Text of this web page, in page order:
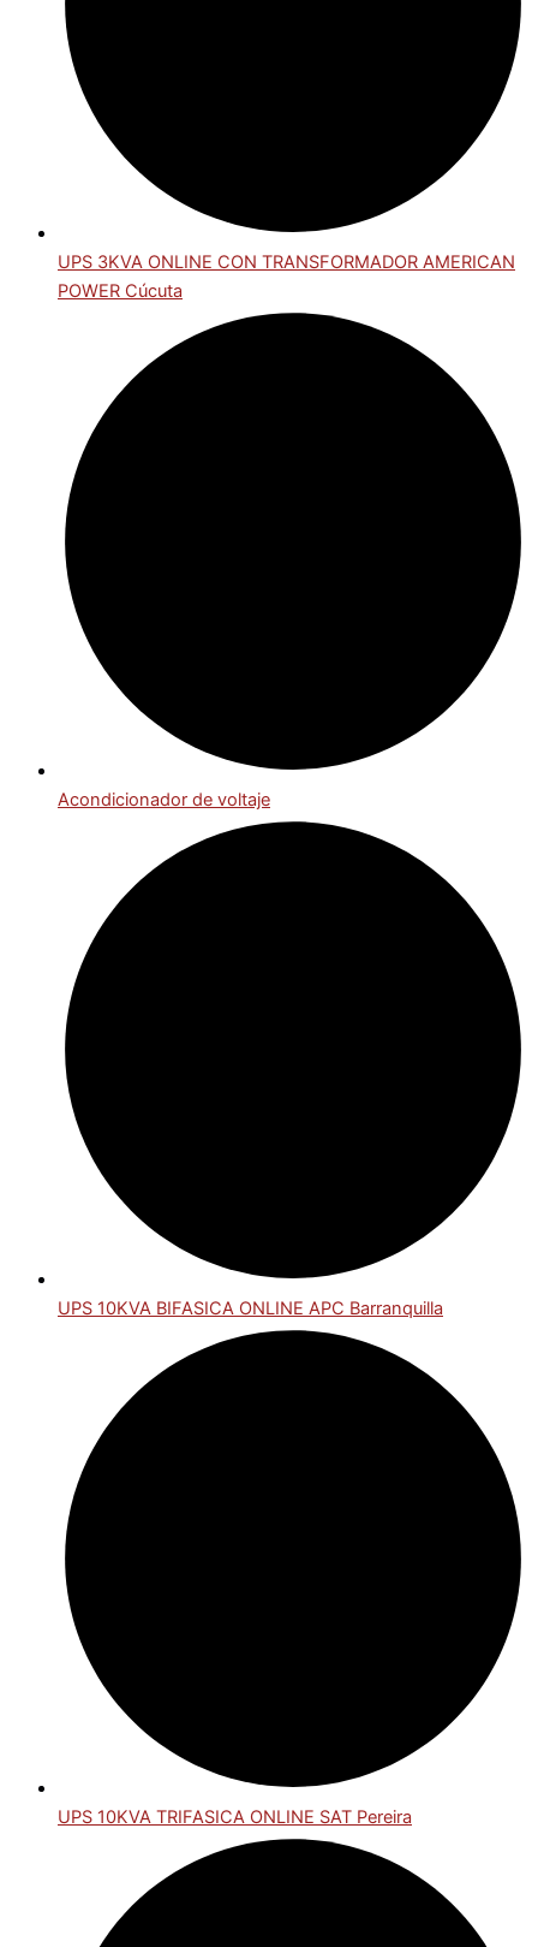
UPS 3KVA ONLINE CON TRANSFORMADOR AMERICAN
POWER Cúcuta
Acondicionador de voltaje
UPS 10KVA BIFASICA ONLINE APC Barranquilla
UPS 10KVA TRIFASICA ONLINE SAT Pereira